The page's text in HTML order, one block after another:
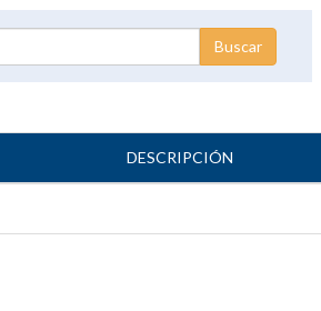
DESCRIPCIÓN